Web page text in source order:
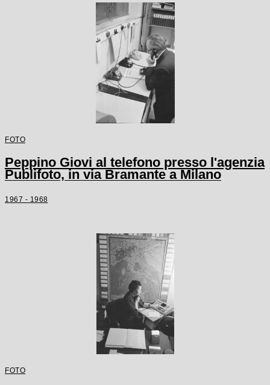
FOTO
Peppino Giovi al telefono presso l'agenzia
Publifoto, in via Bramante a Milano
1967 - 1968
FOTO